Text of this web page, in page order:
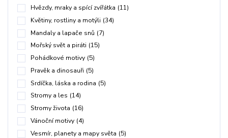
Hvězdy, mraky a spící zvířátka (11)
Květiny, rostliny a motýli (34)
Mandaly a lapače snů (7)
Mořský svět a piráti (15)
Pohádkové motivy (5)
Pravěk a dinosauři (5)
Srdíčka, láska a rodina (5)
Stromy a les (14)
Stromy života (16)
Vánoční motivy (4)
Vesmír, planety a mapy světa (5)